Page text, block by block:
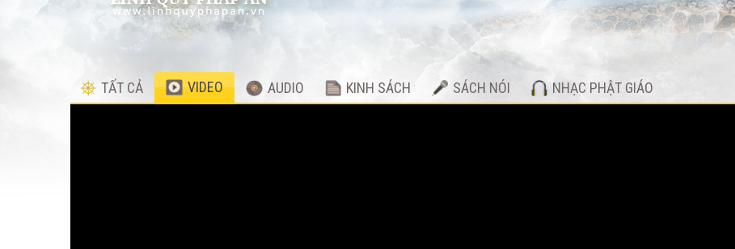
TẤT CẢ VIDEO AUDIO KINH SÁCH SÁCH NÓI NHẠC PHẬT GIÁO